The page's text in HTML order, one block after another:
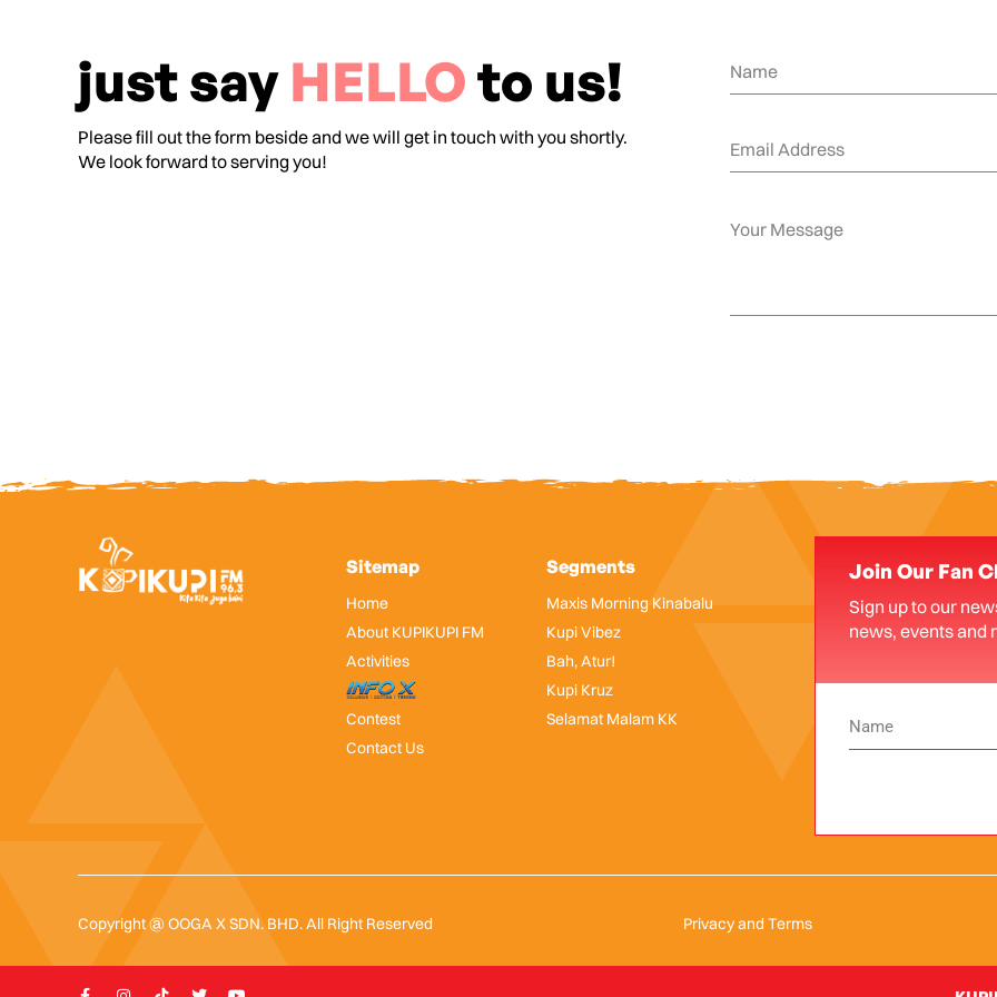
just say HELLOto us!
Please fill out the form beside and we will get in touch with you shortly.
We look forward to serving you!
Sitemap
Home
About KUPIKUPI FM
Activities
InfoX
Contest
Contact Us
Segments
Maxis Morning Kinabalu
Kupi Vibez
Bah, Atur!
Kupi Kruz
Selamat Malam KK
Join Our Fan
Sign up to our
news, events and
Copyright @ OOGA X SDN. BHD. All Right Reserved Privacy and Terms